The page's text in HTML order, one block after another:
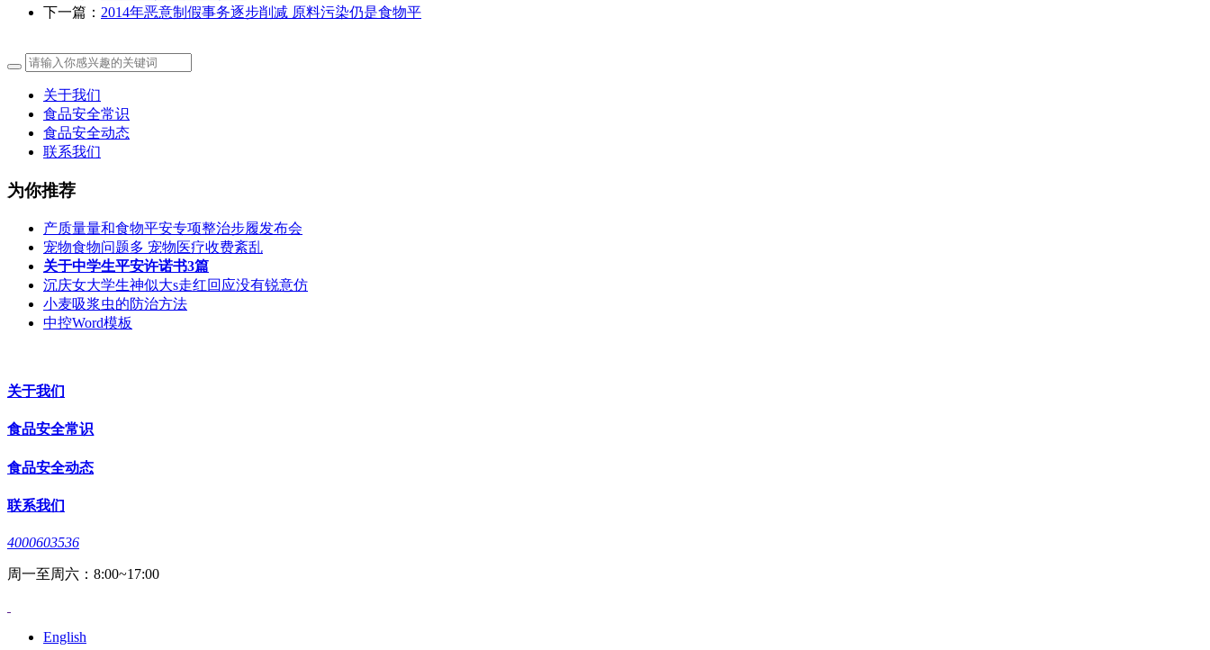
下一篇： 2014年恶意制假事务逐步削减 原料污染仍是食物平
关于我们
食品安全常识
食品安全动态
联系我们
为你推荐
产质量量和食物平安专项整治步履发布会
宠物食物问题多 宠物医疗收费紊乱
关于中学生平安许诺书3篇
沉庆女大学生神似大s走红回应没有锐意仿
小麦吸浆虫的防治方法
中控Word模板
关于我们
食品安全常识
食品安全动态
联系我们
4000603536
周一至周六：8:00~17:00
English